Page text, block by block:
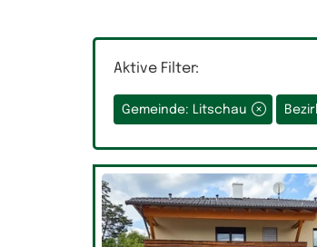
Aktive Filter:
Gemeinde: Litschau